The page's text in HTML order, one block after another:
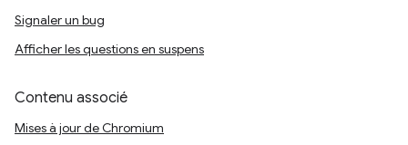
Signaler un bug
Afficher les questions en suspens
Contenu associé
Mises à jour de Chromium